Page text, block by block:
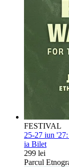
FESTIVAL
25-27 iun '27:
ia Bilet
299 lei
Parcul